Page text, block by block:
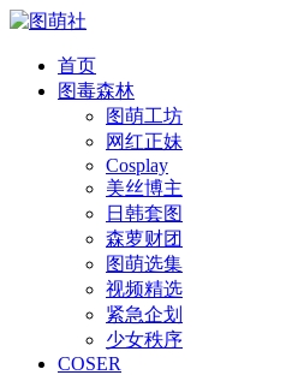
首页
图毒森林
图萌工坊
网红正妹
Cosplay
美丝博主
日韩套图
森萝财团
图萌选集
视频精选
紧急企划
少女秩序
COSER